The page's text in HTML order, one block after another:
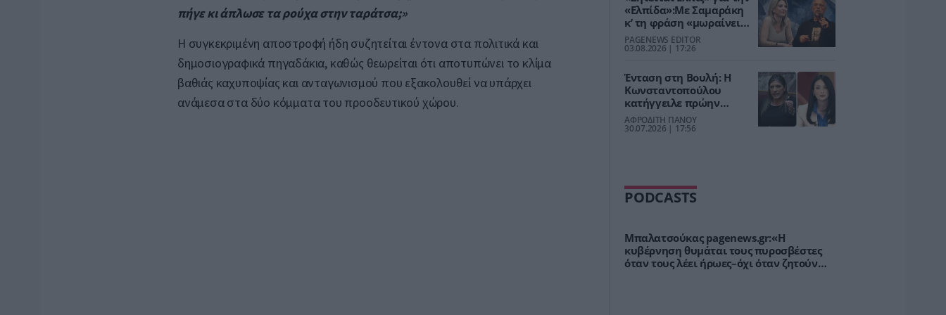
πήγε κι άπλωσε τα ρούχα στην ταράτσα;»
Η συγκεκριμένη αποστροφή ήδη συζητείται έντονα στα πολιτικά και
δημοσιογραφικά πηγαδάκια, καθώς θεωρείται ότι αποτυπώνει το κλίμα
βαθιάς καχυποψίας και ανταγωνισμού που εξακολουθεί να υπάρχει
ανάμεσα στα δύο κόμματα του προοδευτικού χώρου.
«Ελπίδα»:Με Σαμαράκη
κ’ τη φράση «μωραίνει
Κύριος»απαντά ο
Αυγερινός στη
PAGENEWS EDITOR
03.08.2026 | 17:26
Ένταση στη Βουλή: Η
Κωνσταντοπούλου
κατήγγειλε πρώην
συνεργάτιδά της –Η
υπόθεση κατέληξε στο
ΑΦΡΟΔΙΤΗ ΠΑΝΟΥ
30.07.2026 | 17:56
PODCASTS
Μπαλατσούκας pagenews.gr:«Η
κυβέρνηση θυμάται τους πυροσβέστες
όταν τους λέει ήρωες–όχι όταν ζητούν